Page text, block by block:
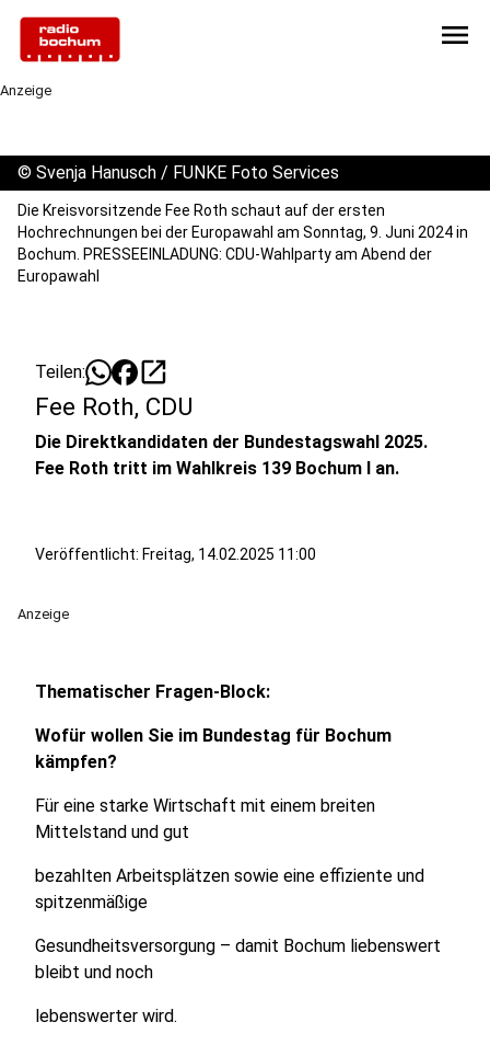
menu
Anzeige
© Svenja Hanusch / FUNKE Foto Services
Die Kreisvorsitzende Fee Roth schaut auf der ersten
Hochrechnungen bei der Europawahl am Sonntag, 9. Juni 2024 in
Bochum. PRESSEEINLADUNG: CDU-Wahlparty am Abend der
Europawahl
Teilen: open_in_new
Fee Roth, CDU
Die Direktkandidaten der Bundestagswahl 2025.
Fee Roth tritt im Wahlkreis 139 Bochum I an.
Veröffentlicht: Freitag, 14.02.2025 11:00
Anzeige
Thematischer Fragen-Block:
Wofür wollen Sie im Bundestag für Bochum
kämpfen?
Für eine starke Wirtschaft mit einem breiten
Mittelstand und gut
bezahlten Arbeitsplätzen sowie eine effiziente und
spitzenmäßige
Gesundheitsversorgung – damit Bochum liebenswert
bleibt und noch
lebenswerter wird.